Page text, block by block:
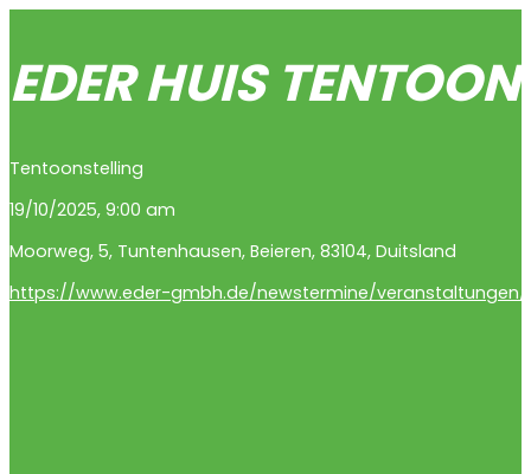
EDER HUIS
Tentoonstelling
19/10/2025, 9:00 am
Moorweg, 5, Tuntenhausen, Beieren, 83104, Duitsland
https://www.eder-gmbh.de/newstermine/